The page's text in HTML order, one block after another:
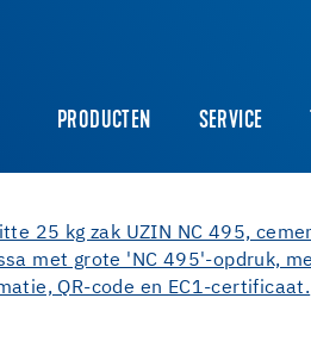
PRODUCTEN SERVICE